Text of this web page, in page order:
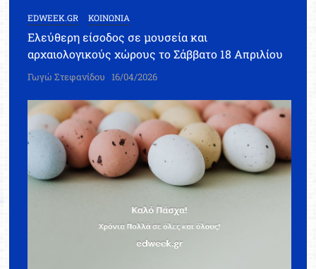
EDWEEK.GR ΚΟΙΝΩΝΙΑ
Ελεύθερη είσοδος σε μουσεία και
αρχαιολογικούς χώρους το Σάββατο 18 Απριλίου
Γωγώ Στεφανίδου 16/04/2026